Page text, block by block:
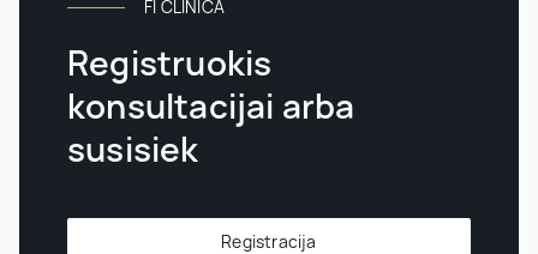
FI CLINICA
Registruokis
konsultacijai arba
susisiek
Registracija